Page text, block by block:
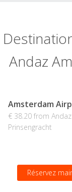
Andaz
Amsterdam
€ 38.20 from
Prinsengracht
Réservez